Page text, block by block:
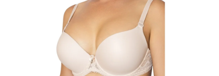
Jak nakupovat
Obchodní podmínky
Podmínky ochrany osobních údajů
Napište nám